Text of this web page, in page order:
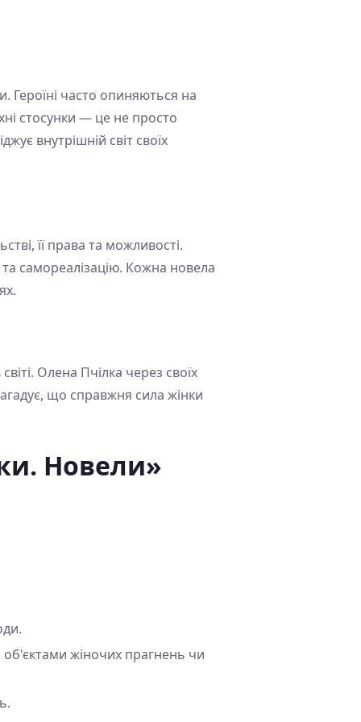
Героїні часто опиняються на
стосунки — це не просто
внутрішній світ своїх
її права та можливості.
самореалізацію. Кожна новела
Олена Пчілка через своїх
що справжня сила жінки
Новели»
об'єктами жіночих прагнень чи